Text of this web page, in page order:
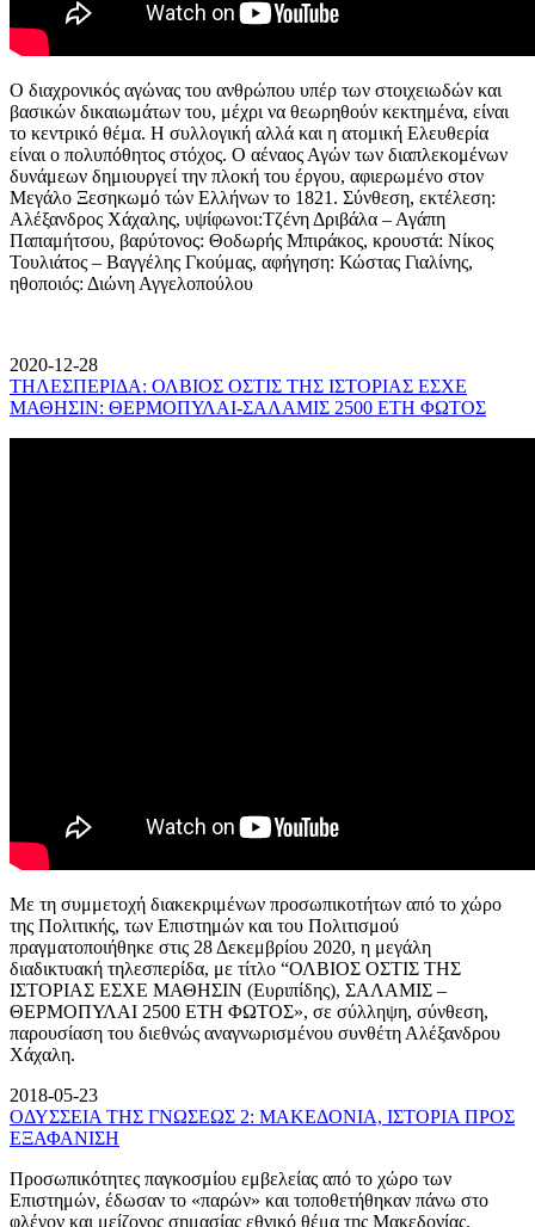
Ο διαχρονικός αγώνας του ανθρώπου υπέρ των στοιχειωδών και
βασικών δικαιωμάτων του, μέχρι να θεωρηθούν κεκτημένα, είναι
το κεντρικό θέμα. Η συλλογική αλλά και η ατομική Ελευθερία
είναι ο πολυπόθητος στόχος. Ο αέναος Αγών των διαπλεκομένων
δυνάμεων δημιουργεί την πλοκή του έργου, αφιερωμένο στον
Μεγάλο Ξεσηκωμό τών Ελλήνων το 1821. Σύνθεση, εκτέλεση:
Αλέξανδρος Χάχαλης, υψίφωνοι:Τζένη Δριβάλα – Αγάπη
Παπαμήτσου, βαρύτονος: Θοδωρής Μπιράκος, κρουστά: Νίκος
Τουλιάτος – Βαγγέλης Γκούμας, αφήγηση: Κώστας Γιαλίνης,
ηθοποιός: Διώνη Αγγελοπούλου
2020-12-28
ΤΗΛΕΣΠΕΡΙΔΑ: ΟΛΒΙΟΣ ΟΣΤΙΣ ΤΗΣ ΙΣΤΟΡΙΑΣ ΕΣΧΕ
ΜΑΘΗΣΙΝ: ΘΕΡΜΟΠΥΛΑΙ-ΣΑΛΑΜΙΣ 2500 ΕΤΗ ΦΩΤΟΣ
Με τη συμμετοχή διακεκριμένων προσωπικοτήτων από το χώρο
της Πολιτικής, των Επιστημών και του Πολιτισμού
πραγματοποιήθηκε στις 28 Δεκεμβρίου 2020, η μεγάλη
διαδικτυακή τηλεσπερίδα, με τίτλο “ΟΛΒΙΟΣ ΟΣΤΙΣ ΤΗΣ
ΙΣΤΟΡΙΑΣ ΕΣΧΕ ΜΑΘΗΣΙΝ (Ευριπίδης), ΣΑΛΑΜΙΣ –
ΘΕΡΜΟΠΥΛΑΙ 2500 ΕΤΗ ΦΩΤΟΣ», σε σύλληψη, σύνθεση,
παρουσίαση του διεθνώς αναγνωρισμένου συνθέτη Αλέξανδρου
Χάχαλη.
2018-05-23
ΟΔΥΣΣΕΙΑ ΤΗΣ ΓΝΩΣΕΩΣ 2: ΜΑΚΕΔΟΝΙΑ, ΙΣΤΟΡΙΑ ΠΡΟΣ
ΕΞΑΦΑΝΙΣΗ
Προσωπικότητες παγκοσμίου εμβελείας από το χώρο των
Επιστημών, έδωσαν το «παρών» και τοποθετήθηκαν πάνω στο
φλέγον και μείζονος σημασίας εθνικό θέμα της Μακεδονίας.